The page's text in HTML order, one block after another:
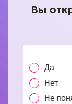
Вы
Да
Нет
Не